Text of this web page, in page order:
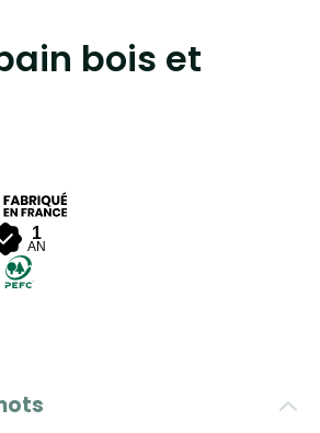
bois et
1
AN